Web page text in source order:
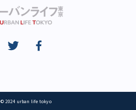
© 2024 urban life tokyo